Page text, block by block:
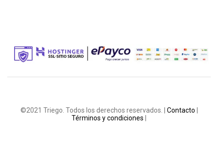
©2021 Triego. Todos los derechos reservados. | Contacto
Términos y condiciones